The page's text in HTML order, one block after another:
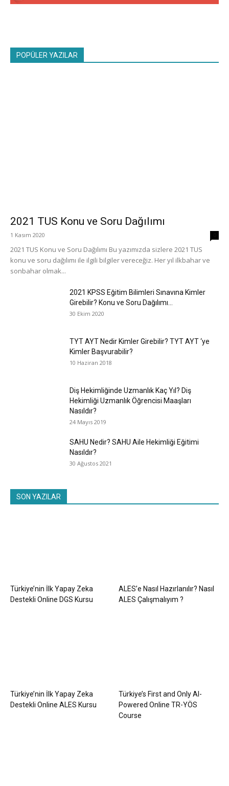
POPÜLER YAZILAR
2021 TUS Konu ve Soru Dağılımı
1 Kasım 2020
2021 TUS Konu ve Soru Dağılımı Bu yazımızda sizlere 2021 TUS
konu ve soru dağılımı ile ilgili bilgiler vereceğiz. Her yıl ilkbahar ve
sonbahar olmak...
2021 KPSS Eğitim Bilimleri Sınavına Kimler
Girebilir? Konu ve Soru Dağılımı...
30 Ekim 2020
TYT AYT Nedir Kimler Girebilir? TYT AYT ‘ye
Kimler Başvurabilir?
10 Haziran 2018
Diş Hekimliğinde Uzmanlık Kaç Yıl? Diş
Hekimliği Uzmanlık Öğrencisi Maaşları
Nasıldır?
24 Mayıs 2019
SAHU Nedir? SAHU Aile Hekimliği Eğitimi
Nasıldır?
30 Ağustos 2021
SON YAZILAR
Türkiye’nin İlk Yapay Zeka
Destekli Online DGS Kursu
ALES’e Nasıl Hazırlanılır? Nasıl
ALES Çalışmalıyım ?
Türkiye’nin İlk Yapay Zeka
Destekli Online ALES Kursu
Türkiye’s First and Only AI-
Powered Online TR-YÖS
Course